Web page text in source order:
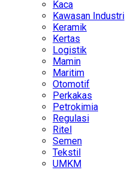
Kaca
Kawasan Industri
Keramik
Kertas
Logistik
Mamin
Maritim
Otomotif
Perkakas
Petrokimia
Regulasi
Ritel
Semen
Tekstil
UMKM